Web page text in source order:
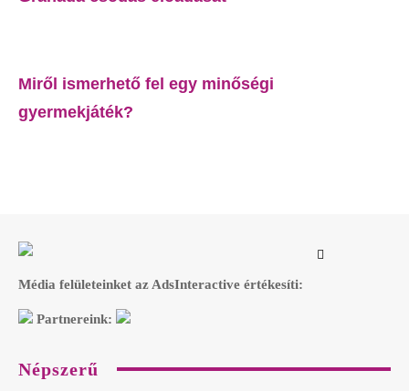
Miről ismerhető fel egy minőségi
gyermekjáték?
Média felületeinket az AdsInteractive értékesíti:
Partnereink:
Népszerű